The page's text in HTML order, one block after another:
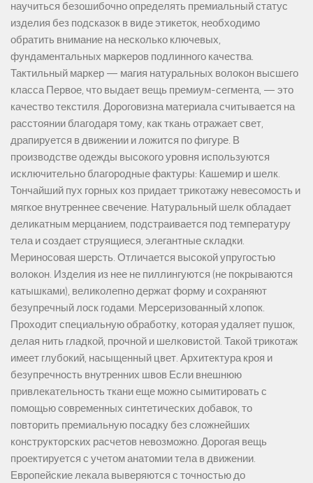
научиться безошибочно определять премиальный статус
изделия без подсказок в виде этикеток, необходимо
обратить внимание на несколько ключевых,
фундаментальных маркеров подлинного качества.
Тактильный маркер — магия натуральных волокон высшего
класса Первое, что выдает вещь премиум-сегмента, — это
качество текстиля. Дороговизна материала считывается на
расстоянии благодаря тому, как ткань отражает свет,
драпируется в движении и ложится по фигуре. В
производстве одежды высокого уровня используются
исключительно благородные фактуры: Кашемир и шелк.
Тончайший пух горных коз придает трикотажу невесомость и
мягкое внутреннее свечение. Натуральный шелк обладает
деликатным мерцанием, подстраивается под температуру
тела и создает струящиеся, элегантные складки.
Мериносовая шерсть. Отличается высокой упругостью
волокон. Изделия из нее не пиллингуются (не покрываются
катышками), великолепно держат форму и сохраняют
безупречный лоск годами. Мерсеризованный хлопок.
Проходит специальную обработку, которая удаляет пушок,
делая нить гладкой, прочной и шелковистой. Такой трикотаж
имеет глубокий, насыщенный цвет. Архитектура кроя и
безупречность внутренних швов Если внешнюю
привлекательность ткани еще можно сымитировать с
помощью современных синтетических добавок, то
повторить премиальную посадку без сложнейших
конструкторских расчетов невозможно. Дорогая вещь
проектируется с учетом анатомии тела в движении.
Европейские лекала выверяются с точностью до